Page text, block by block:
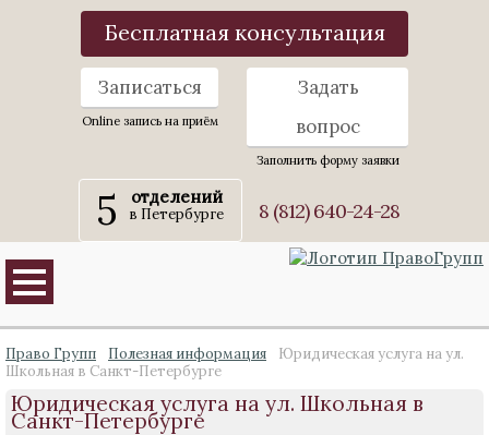
Бесплатная консультация
Записаться
Online запись на приём
Задать
вопрос
Заполнить форму заявки
5 отделений
в Петербурге 8 (812) 640-24-28
Право Групп Полезная информация
Юридическая услуга на ул.
Школьная в Санкт-Петербурге
Юридическая услуга на ул. Школьная в
Санкт-Петербурге